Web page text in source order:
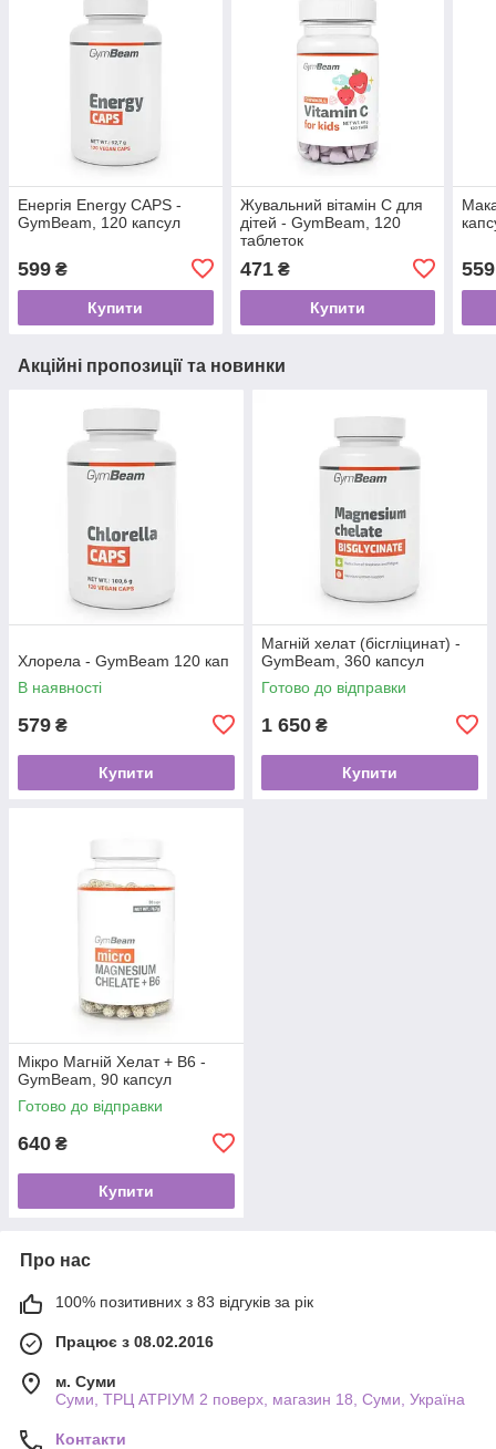
Енергія Energy CAPS -
GymBeam, 120 капсул
599 ₴
Купити
Жувальний вітамін С для
дітей - GymBeam, 120
таблеток
471₴
Купити
559
Акційні пропозиції та новинки
Хлорела - GymBeam 120 кап
В наявності
579 ₴
Купити
Магній хелат (бісгліцинат) -
GymBeam, 360 капсул
Готово до відправки
1 650 ₴
Купити
Мікро Магній Хелат + В6 -
GymBeam, 90 капсул
Готово до відправки
640 ₴
Купити
Про нас
100% позитивних з 83 відгуків за рік
Працює з 08.02.2016
м. Суми
Суми, ТРЦ АТРІУМ 2 поверх, магазин 18, Суми, Україна
Контакти